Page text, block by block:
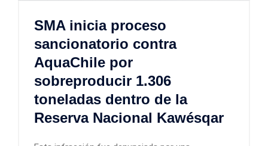
SMA inicia proceso
sancionatorio contra
AquaChile por
sobreproducir 1.306
toneladas dentro de la
Reserva Nacional Kawésqar